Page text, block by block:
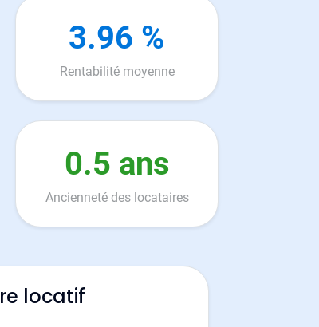
3.96 %
Rentabilité moyenne
0.5 ans
Ancienneté des locataires
locatif